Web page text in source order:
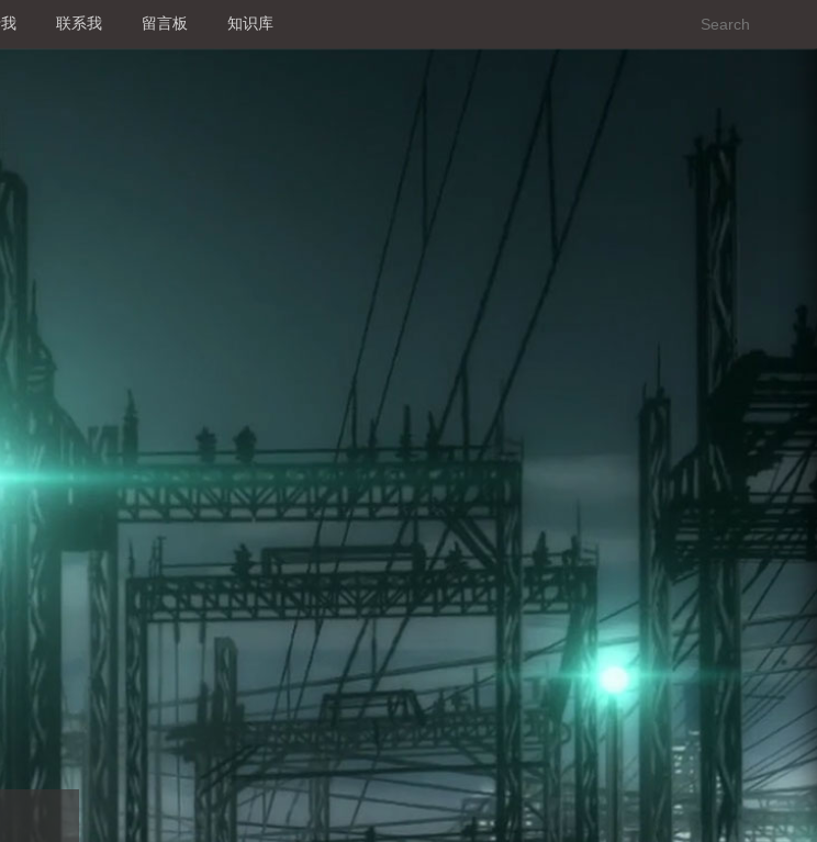
联系我 留言板 知识库